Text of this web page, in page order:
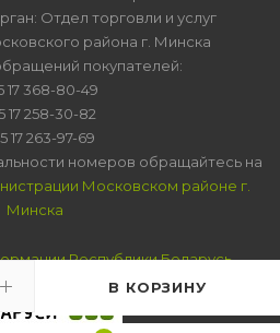
В КОРЗИНУ
Отдел торговли и услуг
района г. Минска
покупателей:
17 368-80-49
17 258-30-82
17 263-97-69
номеров обращайтесь на
Московском районе г.
Минска